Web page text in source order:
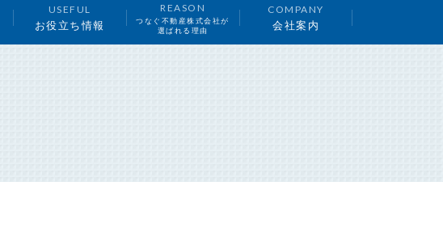
USEFUL
お役立ち情報
REASON
つなぐ不動産株式会社が
選ばれる理由
COMPANY
会社案内